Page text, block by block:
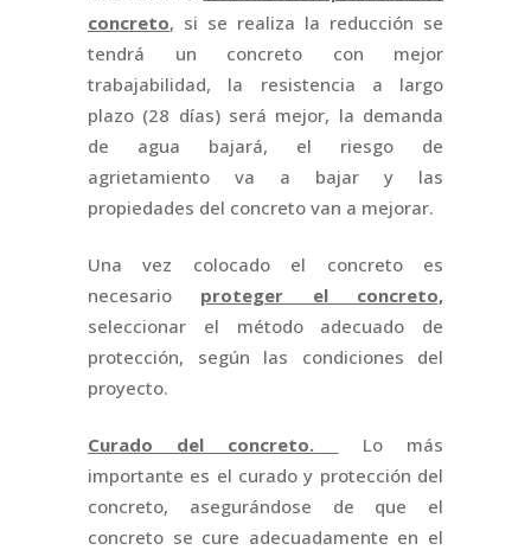
concreto, si se realiza la reducción se
tendrá un concreto con mejor
trabajabilidad, la resistencia a largo
plazo (28 días) será mejor, la demanda
de agua bajará, el riesgo de
agrietamiento va a bajar y las
propiedades del concreto van a mejorar.
Una vez colocado el concreto es
necesario proteger el concreto,
seleccionar el método adecuado de
protección, según las condiciones del
proyecto.
Curado del concreto.
Lo más
importante es el curado y protección del
concreto, asegurándose de que el
concreto se cure adecuadamente en el